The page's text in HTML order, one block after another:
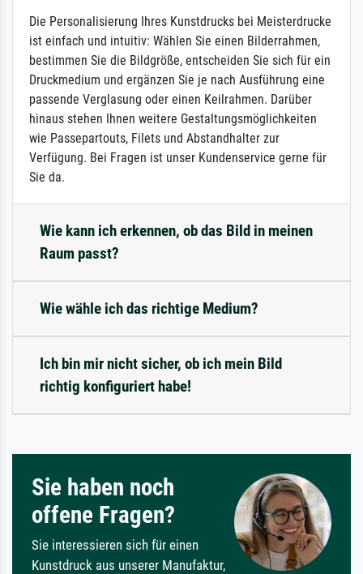
Die Personalisierung Ihres Kunstdrucks bei Meisterdrucke
ist einfach und intuitiv: Wählen Sie einen Bilderrahmen,
bestimmen Sie die Bildgröße, entscheiden Sie sich für ein
Druckmedium und ergänzen Sie je nach Ausführung eine
passende Verglasung oder einen Keilrahmen. Darüber
hinaus stehen Ihnen weitere Gestaltungsmöglichkeiten
wie Passepartouts, Filets und Abstandhalter zur
Verfügung. Bei Fragen ist unser Kundenservice gerne für
Sie da.
Wie kann ich erkennen, ob das Bild in meinen
Raum passt?
Wie wähle ich das richtige Medium?
Ich bin mir nicht sicher, ob ich mein Bild
richtig konfiguriert habe!
Sie haben noch
offene Fragen?
Sie interessieren sich für einen
Kunstdruck aus unserer Manufaktur,